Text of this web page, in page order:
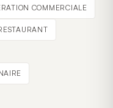
COMMERCIALE